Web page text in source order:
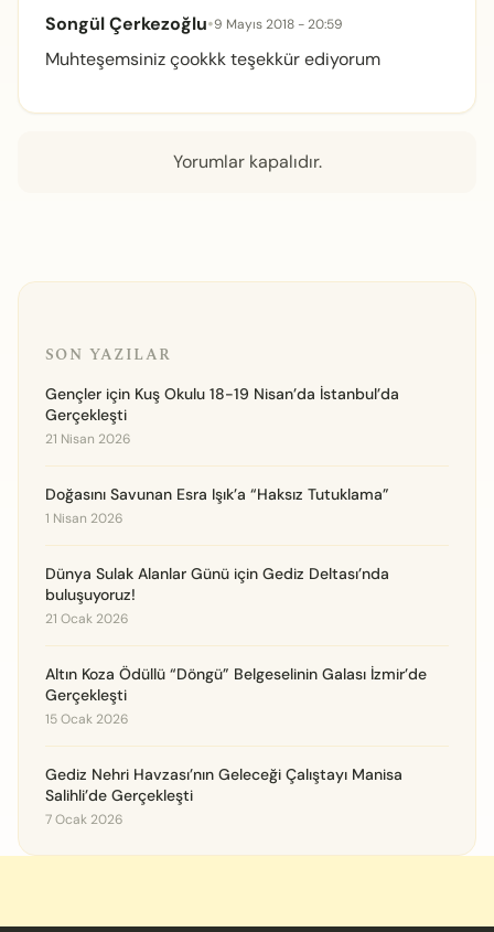
Songül Çerkezoğlu•9 Mayıs 2018 - 20:59
Muhteşemsiniz çookkk teşekkür ediyorum
Yorumlar kapalıdır.
SON YAZILAR
Gençler için Kuş Okulu 18-19 Nisan’da İstanbul’da
Gerçekleşti
21 Nisan 2026
Doğasını Savunan Esra Işık’a “Haksız Tutuklama”
1 Nisan 2026
Dünya Sulak Alanlar Günü için Gediz Deltası’nda
buluşuyoruz!
21 Ocak 2026
Altın Koza Ödüllü “Döngü” Belgeselinin Galası İzmir’de
Gerçekleşti
15 Ocak 2026
Gediz Nehri Havzası’nın Geleceği Çalıştayı Manisa
Salihli’de Gerçekleşti
7 Ocak 2026